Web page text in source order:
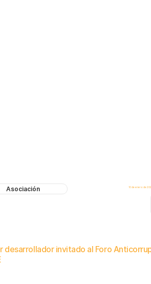
Asociación 10 de enero de
desarrollador invitado al Foro